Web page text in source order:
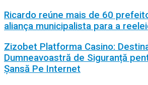
Ricardo reúne mais de 60
aliança municipalista para a
Zizobet Platforma Casino:
Dumneavoastră de Siguranță
Șansă Pe Internet